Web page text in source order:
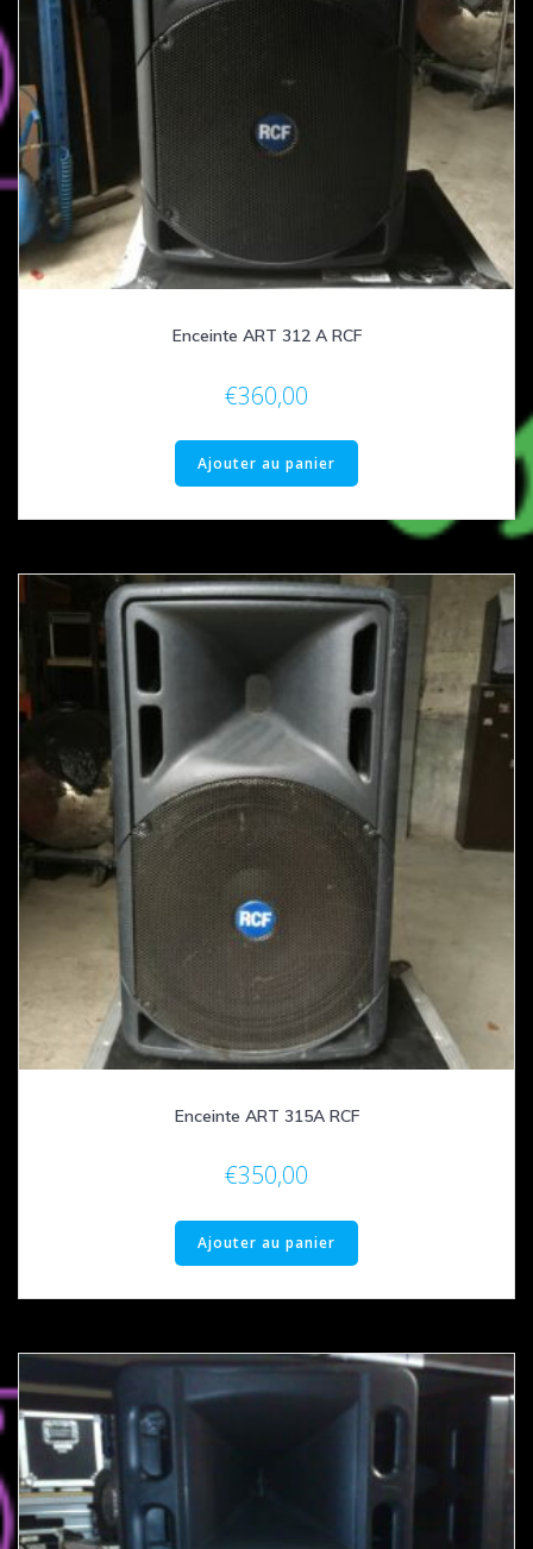
Enceinte ART 312 A RCF
€360,00
Ajouter au panier
Enceinte ART 315A RCF
€350,00
Ajouter au panier